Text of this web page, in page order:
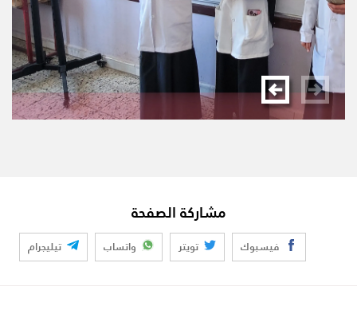
مشاركة الصفحة
فيسبوك تويتر واتساب تيليجرام